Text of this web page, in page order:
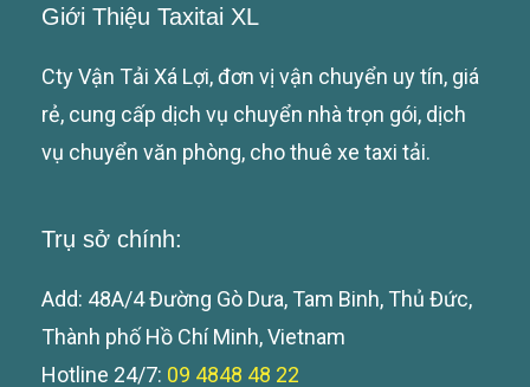
Giới Thiệu Taxitai XL
Cty Vận Tải Xá Lợi, đơn vị vận chuyển uy tín, giá
rẻ, cung cấp dịch vụ chuyển nhà trọn gói, dịch
vụ chuyển văn phòng, cho thuê xe taxi tải.
Trụ sở chính:
Add: 48A/4 Đường Gò Dưa, Tam Binh, Thủ Đức,
Thành phố Hồ Chí Minh, Vietnam
Hotline 24/7: 09 4848 48 22